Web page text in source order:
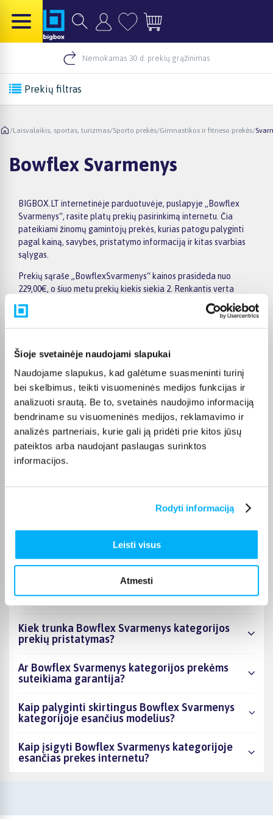
Šioje svetainėje naudojami slapukai
Naudojame slapukus, kad galėtume suasmeninti turinį
bei skelbimus, teikti visuomeninės medijos funkcijas ir
analizuoti srautą. Be to, svetainės naudojimo informaciją
bendriname su visuomeninės medijos, reklamavimo ir
analizės partneriais, kurie gali ją pridėti prie kitos jūsų
pateiktos arba naudojant paslaugas surinktos
informacijos.
Rodyti informaciją
Leisti visus
Atmesti
Nemokamas 30 d. prekių grąžinimas
Prekių filtras
/Laisvalaikis, sportas, turizmas/Sporto prekės/Gimnastikos ir fitneso prekės/
Bowflex Svarmenys
BIGBOX.LT internetinėje parduotuvėje, puslapyje „Bowflex
Svarmenys“, rasite platų prekių pasirinkimą internetu. Čia
pateikiami žinomų gamintojų prekės, kurias patogu palyginti
pagal kainą, savybes, pristatymo informaciją ir kitas svarbias
sąlygas.
Prekių sąraše „BowflexSvarmenys“ kainos prasideda nuo
229,00€, o šiuo metu prekių kiekis siekia 2. Renkantis verta
atkreipti dėmesį į taikomas akcijas, specialius pasiūlymus,
techninius parametrus bei papildomas pirkimo sąlygas, kad
būtų lengviau išsirinkti geriausiai jūsų poreikius atitinkantį
Papildomi pasirinkimai ir prekių savybių filtrai padeda patogiai
susiaurinti asortimentą ir greičiau rasti tinkamą prekę.
Peržiūrėkite „BowflexSvarmenys“ pasiūlymus BIGBOX.LT,
palyginkite prekes ir pirkite internetu patogiai. Pasirinktą
prekę pristatysime per jos aprašyme nurodytą terminą.
Kokie Bowflex Svarmenys kategorijoje esantys
Kiek prekių yra Bowflex Svarmenys kategorijos
asortimente ir kokia žemiausia kaina?
Ar BIGBOX.LT galima rasti akcijų Bowflex
Svarmenys kategorijoje?
Kiek trunka Bowflex Svarmenys kategorijos
prekių pristatymas?
Ar Bowflex Svarmenys kategorijos prekėms
suteikiama garantija?
Kaip palyginti skirtingus Bowflex Svarmenys
kategorijoje esančius modelius?
Kaip įsigyti Bowflex Svarmenys kategorijoje
esančias prekes internetu?